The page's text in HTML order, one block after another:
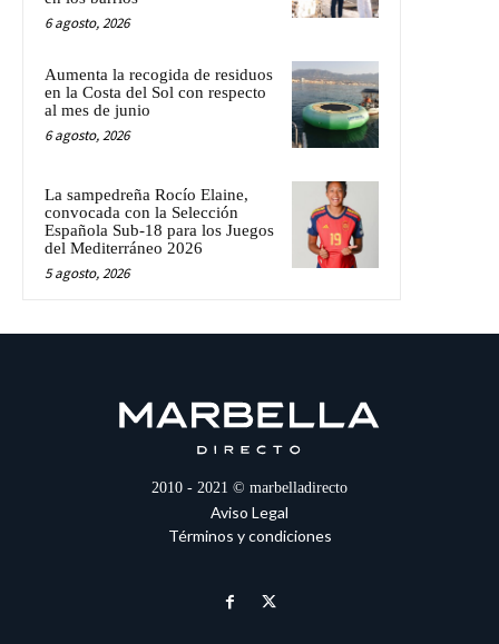
6 agosto, 2026
Aumenta la recogida de residuos
en la Costa del Sol con respecto
al mes de junio
6 agosto, 2026
La sampedreña Rocío Elaine,
convocada con la Selección
Española Sub-18 para los Juegos
del Mediterráneo 2026
5 agosto, 2026
2010 - 2021 © marbelladirecto
Aviso Legal
Términos y condiciones